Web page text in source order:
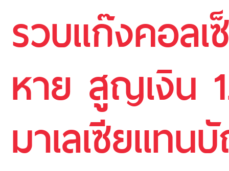
รวบแก๊งคอล
หาย สูญเงิน
มาเลเซียแท